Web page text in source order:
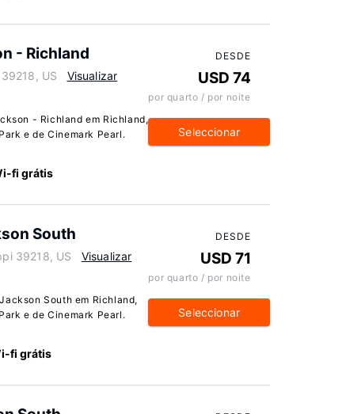
- Richland
US
Visualizar
- Richland em Richland,
e de Cinemark Pearl.
fi grátis
DESDE
USD 74
por quarto / por noite
Seleccionar
South
39218, US
Visualizar
South em Richland,
e de Cinemark Pearl.
fi grátis
DESDE
USD 71
por quarto / por noite
Seleccionar